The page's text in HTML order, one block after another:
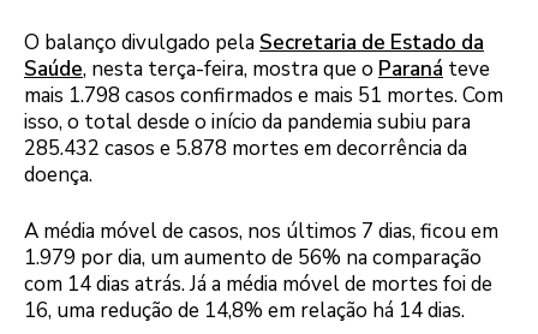
O balanço divulgado pela Secretaria de Estado da
Saúde, nesta terça-feira, mostra que o Paraná teve
mais 1.798 casos confirmados e mais 51 mortes. Com
isso, o total desde o início da pandemia subiu para
285.432 casos e 5.878 mortes em decorrência da
doença.
A média móvel de casos, nos últimos 7 dias, ficou em
1.979 por dia, um aumento de 56% na comparação
com 14 dias atrás. Já a média móvel de mortes foi de
16, uma redução de 14,8% em relação há 14 dias.